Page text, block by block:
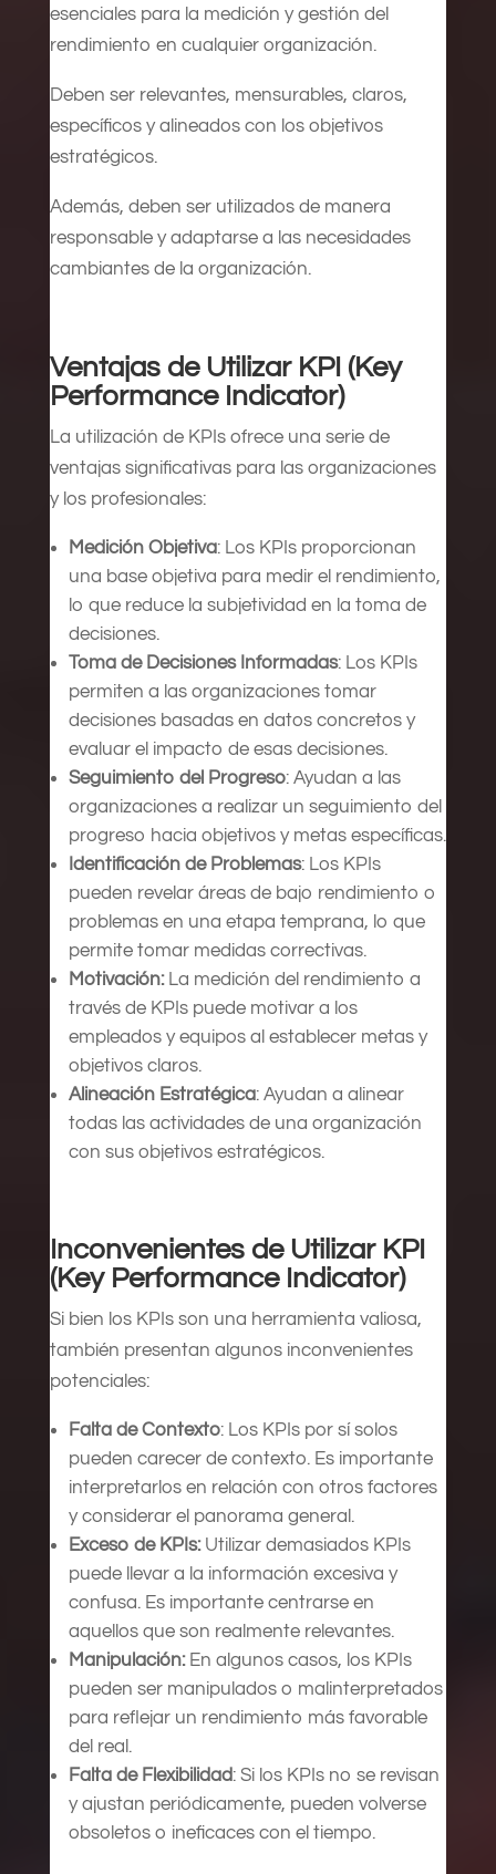
esenciales para la medición y gestión del
rendimiento en cualquier organización.
Deben ser relevantes, mensurables, claros,
específicos y alineados con los objetivos
estratégicos.
Además, deben ser utilizados de manera
responsable y adaptarse a las necesidades
cambiantes de la organización.
Ventajas de Utilizar KPI (Key
Performance Indicator)
La utilización de KPIs ofrece una serie de
ventajas significativas para las organizaciones
y los profesionales:
Medición Objetiva: Los KPIs proporcionan
una base objetiva para medir el rendimiento,
lo que reduce la subjetividad en la toma de
decisiones.
Toma de Decisiones Informadas: Los KPIs
permiten a las organizaciones tomar
decisiones basadas en datos concretos y
evaluar el impacto de esas decisiones.
Seguimiento del Progreso: Ayudan a las
organizaciones a realizar un seguimiento del
progreso hacia objetivos y metas específicas.
Identificación de Problemas: Los KPIs
pueden revelar áreas de bajo rendimiento o
problemas en una etapa temprana, lo que
permite tomar medidas correctivas.
Motivación:La medición del rendimiento a
través de KPIs puede motivar a los
empleados y equipos al establecer metas y
objetivos claros.
Alineación Estratégica: Ayudan a alinear
todas las actividades de una organización
con sus objetivos estratégicos.
Inconvenientes de Utilizar KPI
(Key Performance Indicator)
Si bien los KPIs son una herramienta valiosa,
también presentan algunos inconvenientes
potenciales:
Falta de Contexto: Los KPIs por sí solos
pueden carecer de contexto. Es importante
interpretarlos en relación con otros factores
y considerar el panorama general.
Exceso de KPIs:Utilizar demasiados KPIs
puede llevar a la información excesiva y
confusa. Es importante centrarse en
aquellos que son realmente relevantes.
Manipulación:En algunos casos, los KPIs
pueden ser manipulados o malinterpretados
para reflejar un rendimiento más favorable
del real.
Falta de Flexibilidad: Si los KPIs no se revisan
y ajustan periódicamente, pueden volverse
obsoletos o ineficaces con el tiempo.